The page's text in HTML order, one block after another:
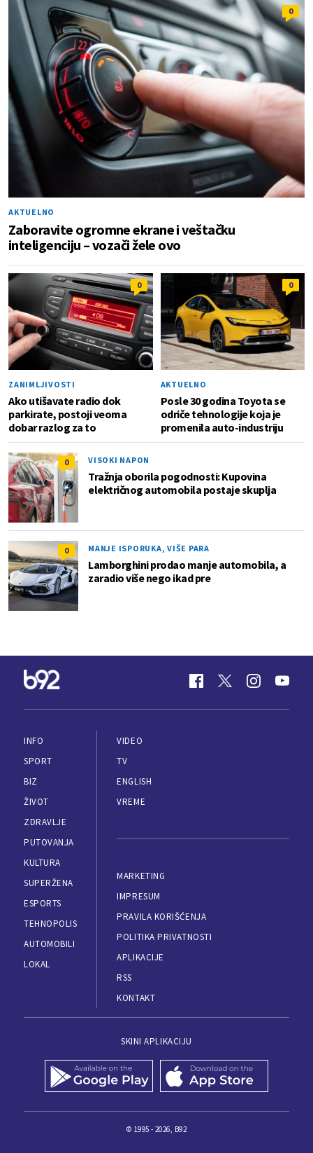
0
AKTUELNO
Zaboravite ogromne ekrane i veštačku
inteligenciju – vozači žele ovo
0
ZANIMLJIVOSTI
Ako utišavate radio dok
parkirate, postoji veoma
dobar razlog za to
0
AKTUELNO
Posle 30 godina Toyota se
odriče tehnologije koja je
promenila auto-industriju
0 VISOKI NAPON
Tražnja oborila pogodnosti: Kupovina
električnog automobila postaje skuplja
0 MANJE ISPORUKA, VIŠE PARA
Lamborghini prodao manje automobila, a
zaradio više nego ikad pre
INFO
SPORT
BIZ
ŽIVOT
ZDRAVLJE
PUTOVANJA
KULTURA
SUPERŽENA
ESPORTS
TEHNOPOLIS
AUTOMOBILI
LOKAL
VIDEO
TV
ENGLISH
VREME
MARKETING
IMPRESUM
PRAVILA KORIŠĆENJA
POLITIKA PRIVATNOSTI
APLIKACIJE
RSS
KONTAKT
SKINI APLIKACIJU
© 1995 - 2026, B92